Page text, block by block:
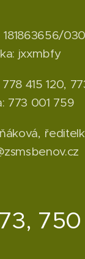
jxxmbfy
415 120,
773 001 759